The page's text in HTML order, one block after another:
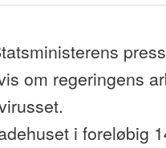
om regeringens
i foreløbig